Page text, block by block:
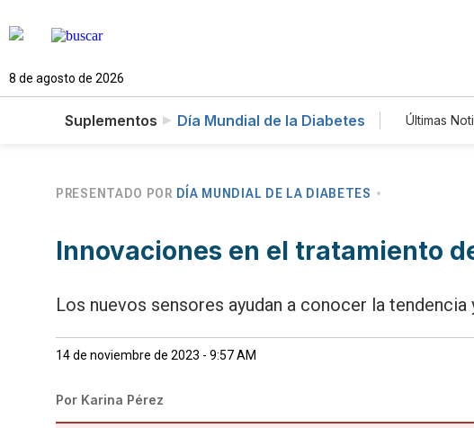
8 de agosto de 2026
Suplementos Día Mundial de la Diabetes Últimas
PRESENTADO POR DÍA MUNDIAL DE LA DIABETES
Innovaciones en el tratamiento
Los nuevos sensores ayudan a conocer la
14 de noviembre de 2023 - 9:57 AM
Por Karina Pérez